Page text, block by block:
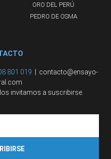
ORO DEL PERÚ
PEDRO DE OSMA
801 019
| contacto@ensayo-
invitamos a suscribirse.